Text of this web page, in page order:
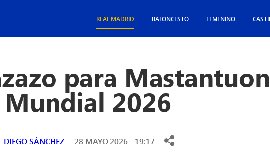
REAL MADRID BALONCESTO FEMENINO
para
2026
DIEGO SÁNCHEZ 28 MAYO 2026 - 19:17